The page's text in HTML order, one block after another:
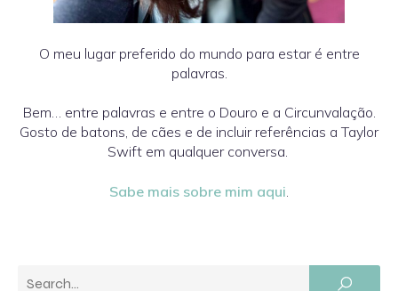
O meu lugar preferido do mundo para estar é entre
palavras.
Bem… entre palavras e entre o Douro e a Circunvalação.
Gosto de batons, de cães e de incluir referências a Taylor
Swift em qualquer conversa.
Sabe mais sobre mim aqui.